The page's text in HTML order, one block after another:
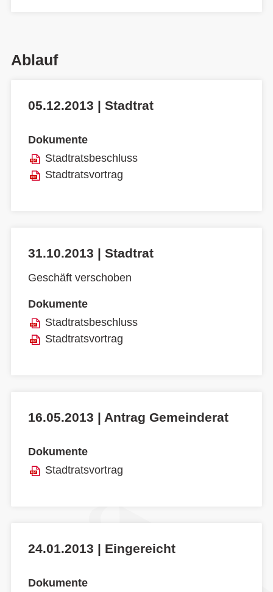
Ablauf
05.12.2013 | Stadtrat
Dokumente
Stadtratsbeschluss
Stadtratsvortrag
31.10.2013 | Stadtrat
Geschäft verschoben
Dokumente
Stadtratsbeschluss
Stadtratsvortrag
16.05.2013 | Antrag Gemeinderat
Dokumente
Stadtratsvortrag
24.01.2013 | Eingereicht
Dokumente